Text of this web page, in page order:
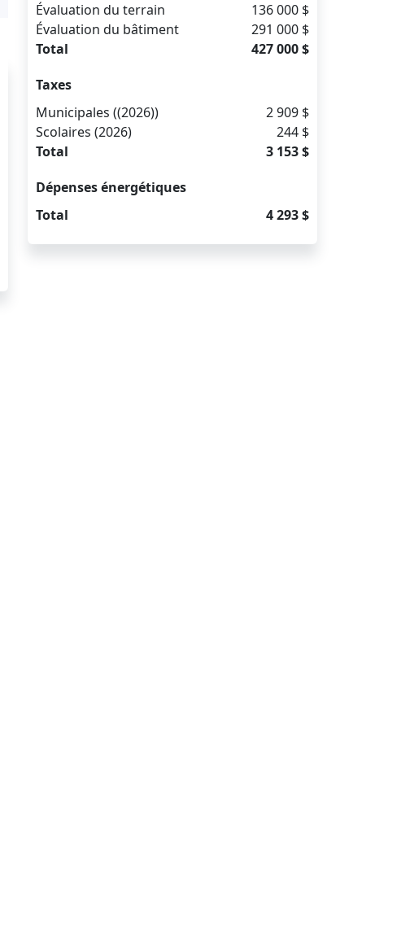
Évaluation du terrain
136 000 $
Évaluation du bâtiment
291 000 $
Total
427 000 $
Taxes
Municipales ((2026))
2 909 $
Scolaires (2026)
244 $
Total
3 153 $
Dépenses énergétiques
Total
4 293 $